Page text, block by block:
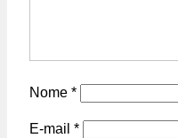
Nome *
E-mail *